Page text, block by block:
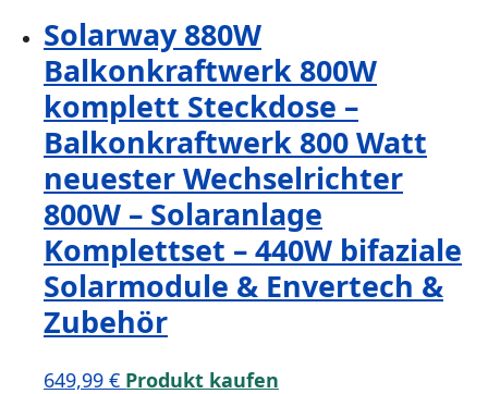
Solarway 880W
Balkonkraftwerk 800W
komplett Steckdose –
Balkonkraftwerk 800 Watt
neuester Wechselrichter
800W – Solaranlage
Komplettset – 440W bifaziale
Solarmodule & Envertech &
Zubehör
649,99 € Produkt kaufen